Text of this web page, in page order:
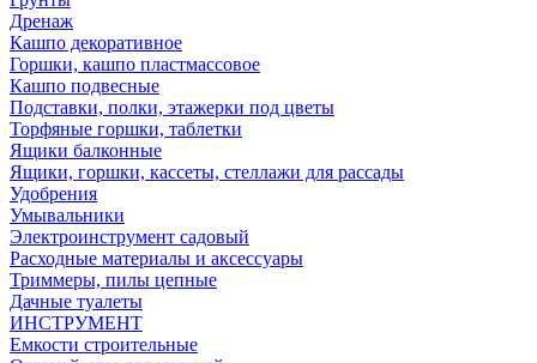
Дренаж
Кашпо декоративное
Горшки, кашпо пластмассовое
Кашпо подвесные
Подставки, полки, этажерки под цветы
Торфяные горшки, таблетки
Ящики балконные
Ящики, горшки, кассеты, стеллажи для рассады
Удобрения
Умывальники
Электроинструмент садовый
Расходные материалы и аксессуары
Триммеры, пилы цепные
Дачные туалеты
ИНСТРУМЕНТ
Емкости строительные